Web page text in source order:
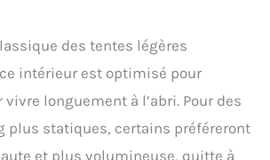
des tentes légères
intérieur est optimisé pour
longuement à l’abri. Pour des
plus statiques, certains préféreront
et plus volumineuse, quitte à